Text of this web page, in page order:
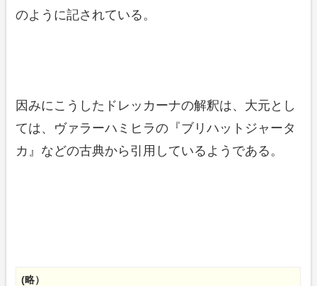
のように記されている。
因みにこうしたドレッカーナの解釈は、大元とし
ては、ヴァラーハミヒラの『ブリハットジャータ
カ』などの古典から引用しているようである。
(略）